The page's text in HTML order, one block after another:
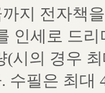
지 전자책
인세로 드
시의 경우
수필은 최대